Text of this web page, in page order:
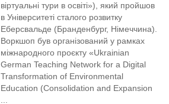
віртуальні тури в освіті»), який пройшов
в Університеті сталого розвитку
Еберсвальде (Бранденбург, Німеччина).
Воркшоп був організований у рамках
міжнародного проєкту «Ukrainian
German Teaching Network for a Digital
Transformation of Environmental
Education (Consolidation and Expansion